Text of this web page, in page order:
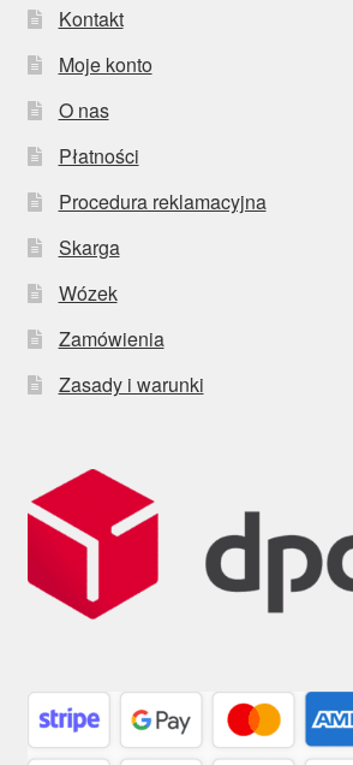
Kontakt
Moje konto
O nas
Płatności
Procedura reklamacyjna
Skarga
Wózek
Zamówienia
Zasady i warunki